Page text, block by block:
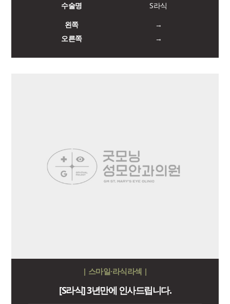
수술명
S라식
왼쪽
→
오른쪽
→
| 스마일·라식라섹 |
[S라식] 3년만에 인사드립니다.